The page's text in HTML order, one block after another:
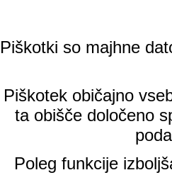
Piškotki so majhne
Piškotek običajno
ta obišče določeno
Poleg funkcije